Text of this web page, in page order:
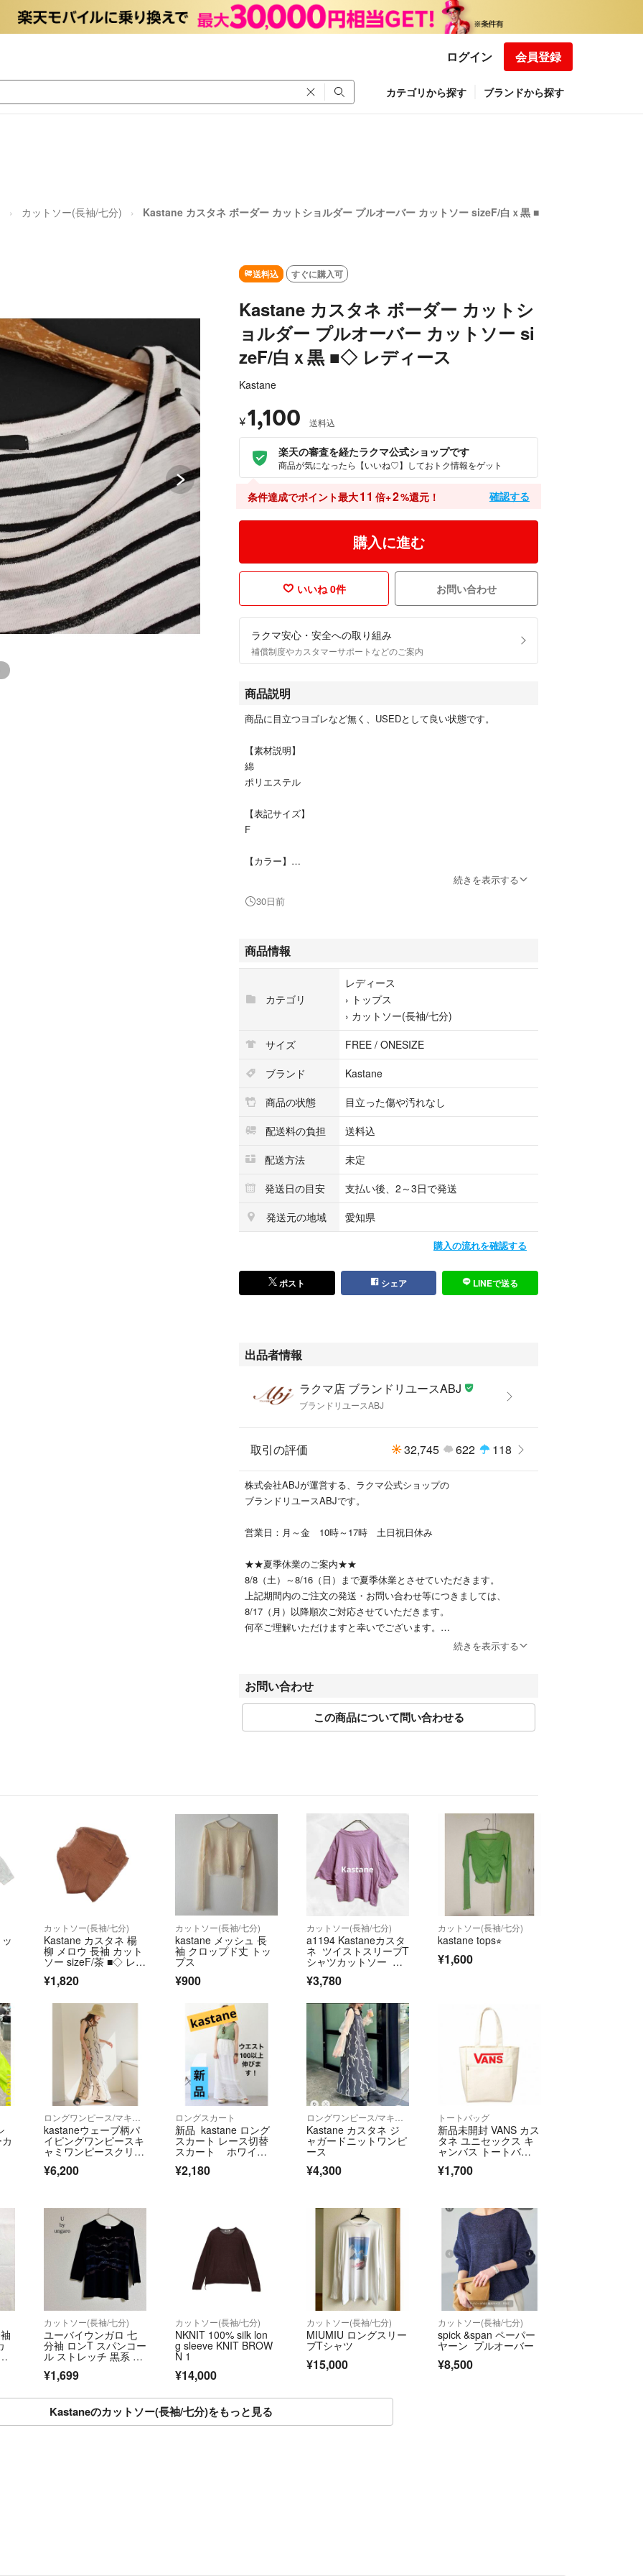
ログイン 会員登録
カテゴリから探す ブランドから探す
カットソー(長袖/七分)
Kastane カスタネ ボーダー カットショルダー プルオーバー カットソー sizeF/白ｘ黒 ■
送料込 すぐに購入可
Kastane カスタネ ボーダー カットシ
ョルダー プルオーバー カットソー si
zeF/白ｘ黒 ■◇ レディース
Kastane
¥1,100 送料込
楽天の審査を経たラクマ公式ショップです
商品が気になったら【いいね♡】しておトク情報をゲット
条件達成でポイント最大11 倍+2%還元！ 確認する
購入に進む
いいね 0件 お問い合わせ
ラクマ安心・安全への取り組み
補償制度やカスタマーサポートなどのご案内
商品説明
商品に目立つヨゴレなど無く、USEDとして良い状態です。
【素材説明】
綿
ポリエステル
【表記サイズ】
F
【カラー】
【実寸サイズ】
後ろ着丈（襟元より） 61cm
全長 -
【配送方法・送料に関して】
ラクマのシステム仕様上、配送方法が未定と表示されますが、
ヤマト運輸にて発送させていただきます。
【ご注意】
こちらの商品は北海道・沖縄への配送は不可となります。
上記地域よりご購入いただいた場合、大変恐縮ではございますが、
お取引キャンセルとさせていただきます。予めご了承くださいませ。
【お問い合わせについて】
大変恐縮ではございますが、以下のお問い合わせ内容につきまして
は、
・商品の状態、季節感、サイズ、デザイン等について
・お値下げについて
続きを表示する
30日前
商品情報
カテゴリ
レディース
› トップス
› カットソー(長袖/七分)
サイズ
FREE / ONESIZE
ブランド
Kastane
商品の状態
目立った傷や汚れなし
配送料の負担
送料込
配送方法
未定
発送日の目安
支払い後、2～3日で発送
発送元の地域
愛知県
購入の流れを確認する
ポスト シェア LINEで送る
出品者情報
ラクマ店 ブランドリユースABJ
ブランドリユースABJ
取引の評価 32,745 622 118
株式会社ABJが運営する、ラクマ公式ショップの
ブランドリユースABJです。
営業日：月～金 10時～17時 土日祝日休み
★★夏季休業のご案内★★
8/8（土）～8/16（日）まで夏季休業とさせていただきます。
上記期間内のご注文の発送・お問い合わせ等につきましては、
8/17（月）以降順次ご対応させていただきます。
何卒ご理解いただけますと幸いでございます。
大変恐縮ではございますが、ご購入前に商品説明文をご確認いただき
ますようお願いいたします。
・個々の商品について（状態・季節感・サイズ・デザイン等）
・商品画像追加のご依頼
・お値下げについて
【付属品等について】
商品画像に写っているものが全てとなります。
商品画像に写っていない、リボンやベルト等は付属いたしません。
【配送業者】ヤマト運輸
【発送について】
発送までの日数が2〜3日で発送と表示されますが、
2～3営業日での発送となります。
【採寸方法について】
※当店の採寸方法は下記URLからご確認ください。
https://www.kaitori-abj.com/auctionsize/sizelist.html
※こちらのアカウントはラクマ公式パートナーの株式会社ABJによっ
て運営されています。
▼特商法
https://fril.jp/ts/official/law/abj/
https://fril.jp/ts/official/law/abj/#return_policy
続きを表示する
お問い合わせ
この商品について問い合わせる
カットソー(長袖/七分)
Kastane カスタネ 楊
柳 メロウ 長袖 カット
ソー sizeF/茶 ■◇ レデ
ィース
¥1,820
カットソー(長袖/七分)
kastane メッシュ 長
袖 クロップド丈 トッ
プス
¥900
カットソー(長袖/七分)
a1194 Kastaneカスタ
ネ ツイストスリーブT
シャツカットソー 七
分 綿
¥3,780
カットソー(長袖/七分)
kastane tops⭐︎
¥1,600
kastaneウェーブ柄パ
イピングワンピースキ
ャミワンピースクリー
¥6,200
ロングスカート
新品 kastane ロング
スカート レース切替
スカート ホワイ
ィアードスカート ニ
¥2,180
Kastane カスタネ ジ
ャガードニットワンピ
ース
¥4,300
トートバッグ
新品未開封 VANS カス
タネ ユニセックス キ
ャンバス トートバッ
¥1,700
カットソー(長袖/七分)
ユーバイウンガロ 七
分袖 ロンT スパンコー
ル ストレッチ 黒系 薄
¥1,699
カットソー(長袖/七分)
NKNIT 100% silk lon
g sleeve KNIT BROW
N 1
¥14,000
カットソー(長袖/七分)
MIUMIU ロングスリー
ブTシャツ
¥15,000
カットソー(長袖/七分)
spick &span ペーパー
ヤーン プルオーバー
¥8,500
Kastaneのカットソー(長袖/七分)をもっと見る